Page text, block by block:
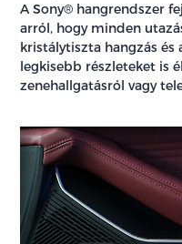
A Sony® hangrendszer
arról, hogy minden
kristálytiszta hangzás és
legkisebb részleteket is
zenehallgatásról vagy